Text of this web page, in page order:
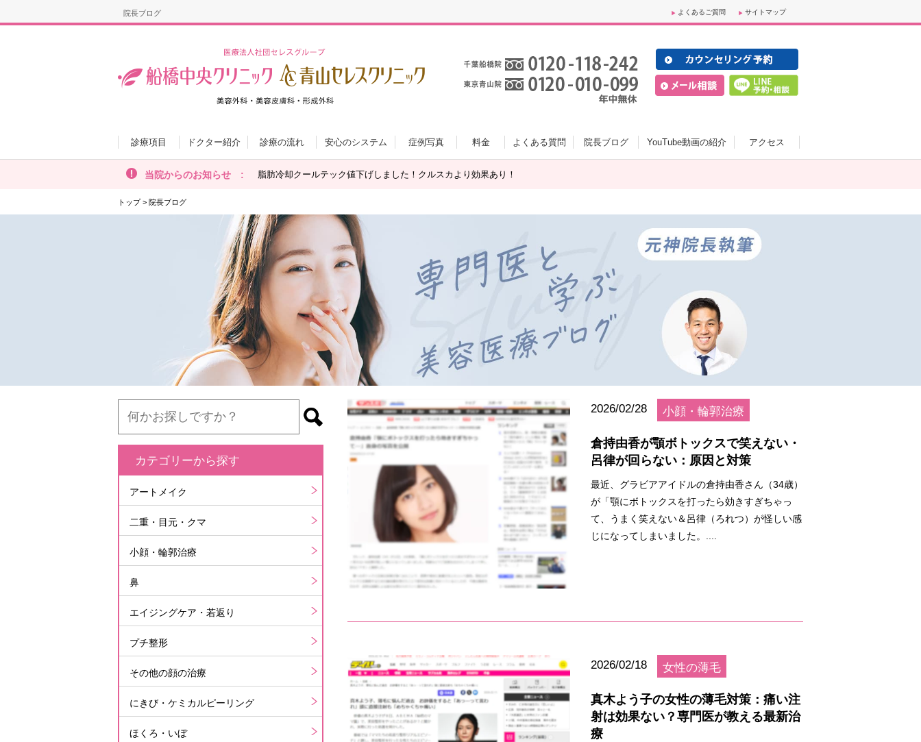
院長ブログ よくあるご質問 サイトマップ
診療項目 ドクター紹介 診療の流れ 安心のシステム 症例写真 料金 よくある質問 院長ブログ YouTube動画の紹介 アクセス
当院からのお知らせ : 脂肪冷却クールテック値下げしました！クルスカより効果あり！
トップ > 院長ブログ
2026/02/28 小顔・輪郭治療
倉持由香が顎ボトックスで笑えない・
呂律が回らない：原因と対策
最近、グラビアアイドルの倉持由香さん（34歳）
が「顎にボトックスを打ったら効きすぎちゃっ
て、うまく笑えない＆呂律（ろれつ）が怪しい感
じになってしまいました。....
2026/02/18 女性の薄毛
真木よう子の女性の薄毛対策：痛い注
射は効果ない？専門医が教える最新治
療
カテゴリーから探す
アートメイク
二重・目元・クマ
小顔・輪郭治療
鼻
エイジングケア・若返り
プチ整形
その他の顔の治療
にきび・ケミカルピーリング
ほくろ・いぼ